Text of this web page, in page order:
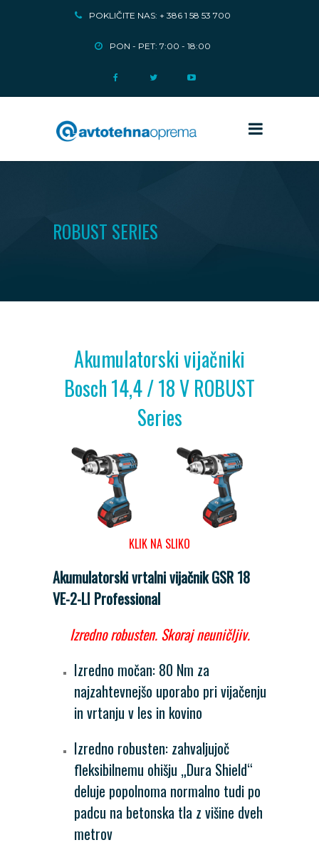
POKLIČITE NAS: + 386 1 58 53 700
PON - PET: 7:00 - 18:00
ROBUST SERIES
Akumulatorski vijačniki
Bosch 14,4 / 18 V ROBUST
Series
KLIK NA SLIKO
Akumulatorski vrtalni vijačnik GSR 18
VE-2-LI Professional
Izredno robusten. Skoraj neuničljiv.
Izredno močan: 80 Nm za
najzahtevnejšo uporabo pri vijačenju
in vrtanju v les in kovino
Izredno robusten: zahvaljujoč
fleksibilnemu ohišju „Dura Shield“
deluje popolnoma normalno tudi po
padcu na betonska tla z višine dveh
metrov